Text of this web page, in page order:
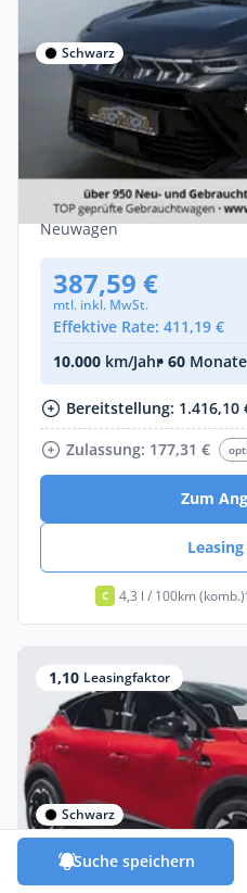
Suche speichern
Schwarz
Privat & Gewerbe
Mitsubishi ASX
HEV
Benzin •Automatik •158 PS
Neuwagen
387,59 €
mtl. inkl. MwSt.
Effektive Rate: 411,19 €
10.000 km/Jahr• 60 Monate
Bereitstellung: 1.416,10
Zulassung: 177,31 €
Zum
C 4,3 l / 100km
1,10 Leasingfaktor
Schwarz
Privat & Gewerbe